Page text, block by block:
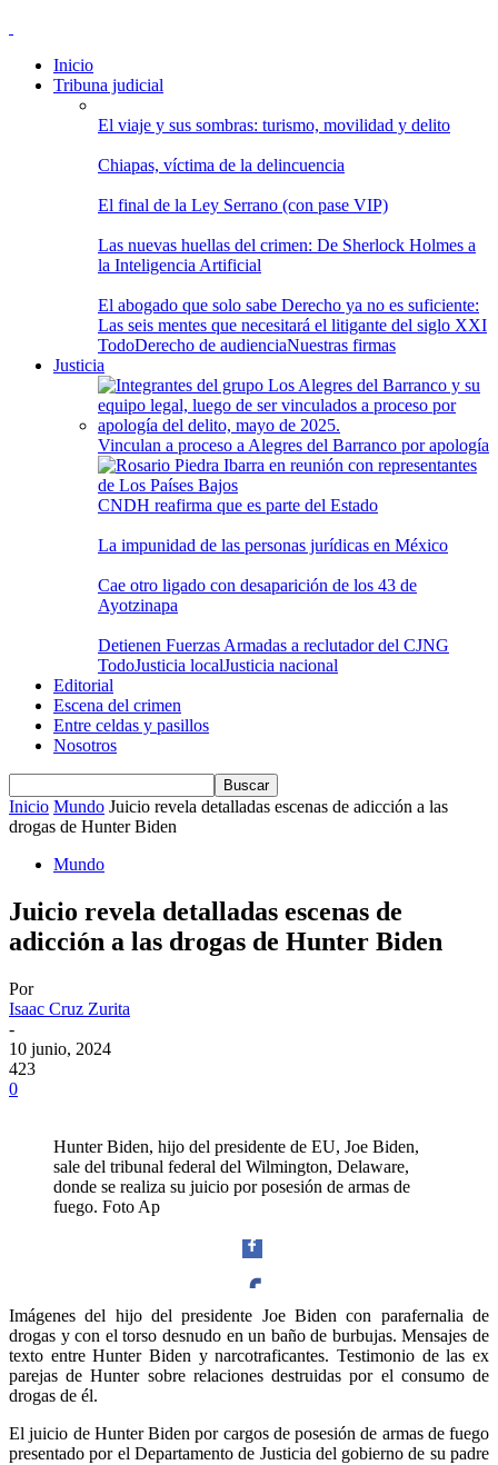
Inicio
Tribuna judicial
El viaje y sus sombras: turismo, movilidad y delito
Chiapas, víctima de la delincuencia
El final de la Ley Serrano (con pase VIP)
Las nuevas huellas del crimen: De Sherlock Holmes a
la Inteligencia Artificial
El abogado que solo sabe Derecho ya no es suficiente:
Las seis mentes que necesitará el litigante del siglo XXI
TodoDerecho de audienciaNuestras firmas
Justicia
Vinculan a proceso a Alegres del Barranco por apología
CNDH reafirma que es parte del Estado
La impunidad de las personas jurídicas en México
Cae otro ligado con desaparición de los 43 de
Ayotzinapa
Detienen Fuerzas Armadas a reclutador del CJNG
TodoJusticia localJusticia nacional
Editorial
Escena del crimen
Entre celdas y pasillos
Nosotros
Inicio Mundo Juicio revela detalladas escenas de adicción a las
drogas de Hunter Biden
Mundo
Juicio revela detalladas escenas de
adicción a las drogas de Hunter Biden
Por
Isaac Cruz Zurita
-
10 junio, 2024
423
0
Hunter Biden, hijo del presidente de EU, Joe Biden,
sale del tribunal federal del Wilmington, Delaware,
donde se realiza su juicio por posesión de armas de
fuego. Foto Ap
Facebook
Twitter
Imágenes del hijo del presidente Joe Biden con parafernalia de
drogas y con el torso desnudo en un baño de burbujas. Mensajes de
texto entre Hunter Biden y narcotraficantes. Testimonio de las ex
parejas de Hunter sobre relaciones destruidas por el consumo de
drogas de él.
El juicio de Hunter Biden por cargos de posesión de armas de fuego
presentado por el Departamento de Justicia del gobierno de su padre